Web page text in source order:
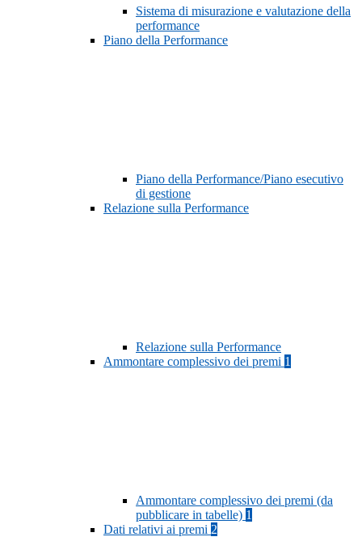
Sistema di misurazione e valutazione della
performance
Piano della Performance
Piano della Performance/Piano esecutivo
di gestione
Relazione sulla Performance
Relazione sulla Performance
Ammontare complessivo dei premi 1
Ammontare complessivo dei premi (da
pubblicare in tabelle) 1
Dati relativi ai premi 2